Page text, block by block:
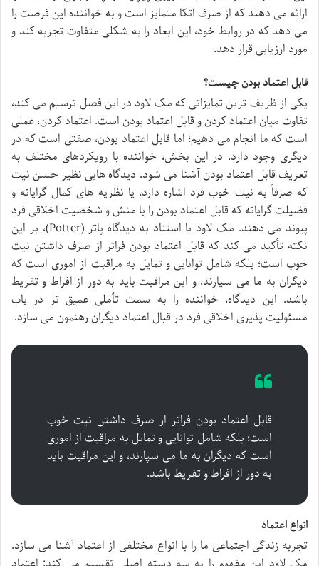
ارائه می دهند که از صرف اتکا متمایز است و به خواننده این فرصت را
می دهد که در روابط خود، این ابعاد را به شکلی متفاوت تجربه کند و
مورد ارزیابی قرار دهد.
قابل اعتماد بودن چیست؟
یکی از ظریف ترین تمایزاتی که مک لاود در این فصل ترسیم می کند،
تفاوت میان اعتماد کردن و قابل اعتماد بودن است. اعتماد کردن، عملی
است که ما انجام می دهیم؛ اما قابل اعتماد بودن، صفتی است که در
دیگری وجود دارد. در این بخش، خواننده با رویکردهای مختلف به
تعریف قابل اعتماد بودن آشنا می شود. دیدگاه هایی نظیر حسن نیت
که صرفاً به نیت خوب فرد اشاره دارد، یا نظریه های کمال گرایانه و
فضیلت گرایانه که قابل اعتماد بودن را با منش و شخصیت اخلاقی فرد
پیوند می دهند. مک لاود با استناد به دیدگاه پاتر (Potter)، بر این
نکته تأکید می کند که قابل اعتماد بودن فراتر از صرف داشتن نیت
خوب است؛ بلکه شامل توانایی و تمایل به مراقبت از اموری است که
دیگران به ما می سپارند، و این مراقبت باید به دور از افراط و تفریط
باشد. این دیدگاه، خواننده را به سمت تأملی عمیق تر در باب
مسئولیت پذیری اخلاقی فرد در قبال اعتماد دیگران رهنمون می سازد.
قابل اعتماد بودن فراتر از صرف داشتن نیت خوب
است؛ بلکه شامل توانایی و تمایل به مراقبت از اموری
است که دیگران به ما می سپارند، و این مراقبت باید
به دور از افراط و تفریط باشد.
انواع اعتماد
تجربه زندگی اجتماعی ما را با انواع مختلفی از اعتماد آشنا می سازد.